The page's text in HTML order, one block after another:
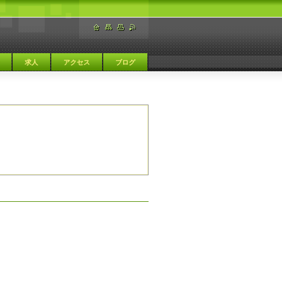
求人 アクセス ブログ